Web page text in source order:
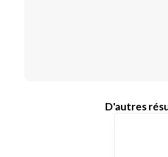
D'autres